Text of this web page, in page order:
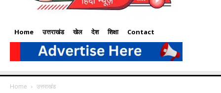
Home उत्तराखंड खेल देश शिक्षा Contact
Home उत्तराखंड